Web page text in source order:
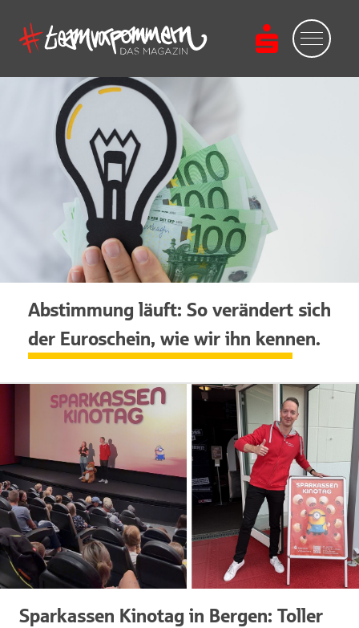
Abstimmung läuft: So verändert sich
der Euroschein, wie wir ihn kennen.
Sparkassen Kinotag in Bergen: Toller